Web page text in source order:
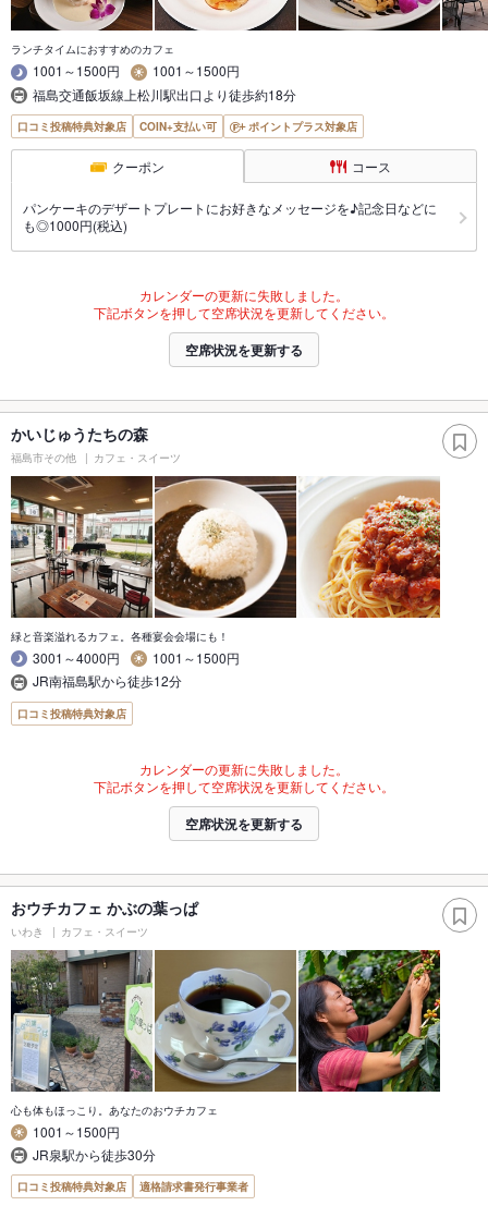
ランチタイムにおすすめのカフェ
1001～1500円
1001～1500円
福島交通飯坂線上松川駅出口より徒歩約18分
口コミ投稿特典対象店 COIN+支払い可 ポイントプラス対象店
クーポン コース
パンケーキのデザートプレートにお好きなメッセージを♪記念日などに
も◎1000円(税込)
カレンダーの更新に失敗しました。
下記ボタンを押して空席状況を更新してください。
空席状況を更新する
かいじゅうたちの森
福島市その他 カフェ・スイーツ
緑と音楽溢れるカフェ。各種宴会会場にも！
3001～4000円
1001～1500円
JR南福島駅から徒歩12分
口コミ投稿特典対象店
カレンダーの更新に失敗しました。
下記ボタンを押して空席状況を更新してください。
空席状況を更新する
おウチカフェ かぶの葉っぱ
いわき カフェ・スイーツ
心も体もほっこり。あなたのおウチカフェ
1001～1500円
JR泉駅から徒歩30分
口コミ投稿特典対象店 適格請求書発行事業者